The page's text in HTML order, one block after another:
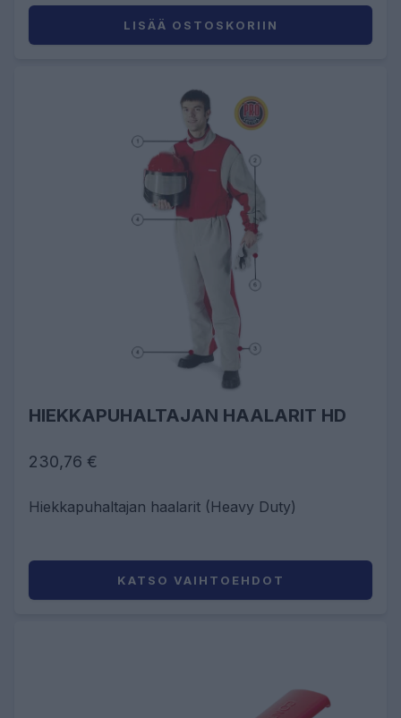
LISÄÄ OSTOSKORIIN
HIEKKAPUHALTAJAN HAALARIT HD
230,76 €
Hiekkapuhaltajan haalarit (Heavy Duty)
KATSO VAIHTOEHDOT